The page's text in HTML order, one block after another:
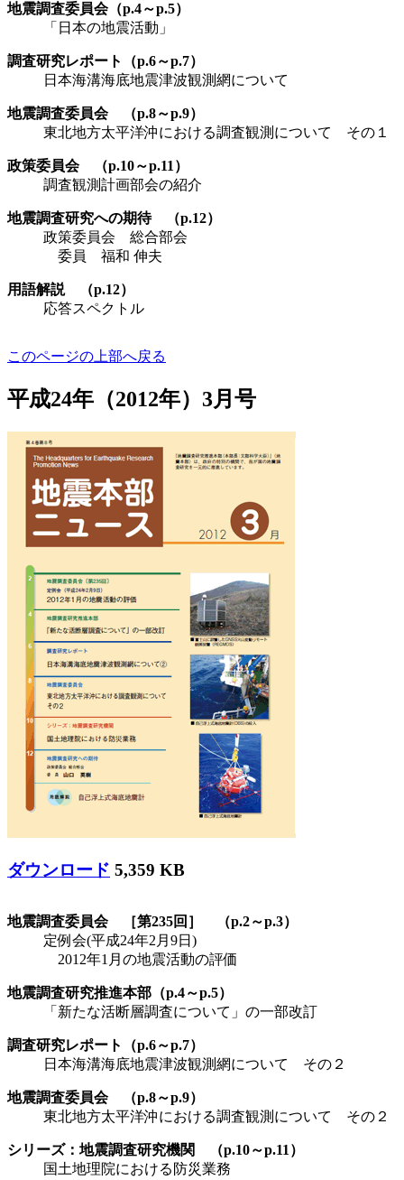
地震調査委員会（p.4～p.5）
「日本の地震活動」
調査研究レポート（p.6～p.7）
日本海溝海底地震津波観測網について
地震調査委員会 （p.8～p.9）
東北地方太平洋沖における調査観測について その１
政策委員会 （p.10～p.11）
調査観測計画部会の紹介
地震調査研究への期待 （p.12）
政策委員会 総合部会
委員 福和 伸夫
用語解説 （p.12）
応答スペクトル
このページの上部へ戻る
平成24年（2012年）3月号
ダウンロード 5,359 KB
地震調査委員会 ［第235回］ （p.2～p.3）
定例会(平成24年2月9日)
2012年1月の地震活動の評価
地震調査研究推進本部（p.4～p.5）
「新たな活断層調査について」の一部改訂
調査研究レポート（p.6～p.7）
日本海溝海底地震津波観測網について その２
地震調査委員会 （p.8～p.9）
東北地方太平洋沖における調査観測について その２
シリーズ：地震調査研究機関 （p.10～p.11）
国土地理院における防災業務